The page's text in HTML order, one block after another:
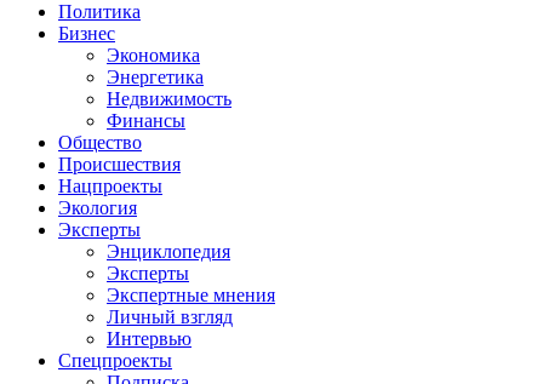
Политика
Бизнес
Экономика
Энергетика
Недвижимость
Финансы
Общество
Происшествия
Нацпроекты
Экология
Эксперты
Энциклопедия
Эксперты
Экспертные мнения
Личный взгляд
Интервью
Спецпроекты